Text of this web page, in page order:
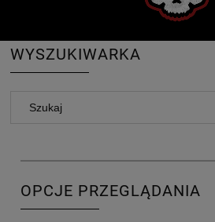
WYSZUKIWARKA
OPCJE PRZEGLĄDANIA